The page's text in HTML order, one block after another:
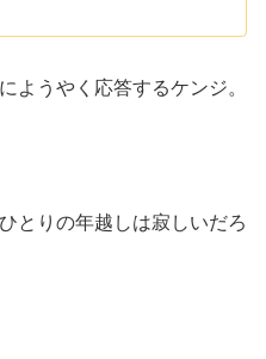
ようやく応答するケンジ。
とりの年越しは寂しいだろ